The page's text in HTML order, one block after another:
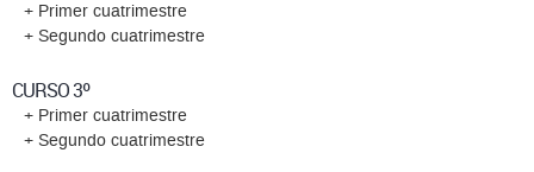
+ Primer cuatrimestre
+ Segundo cuatrimestre
CURSO 3º
+ Primer cuatrimestre
+ Segundo cuatrimestre